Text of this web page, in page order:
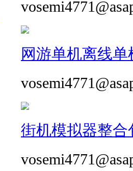
网游单机离线
街机模拟器整合